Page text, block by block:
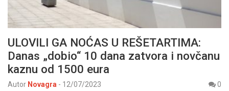
ULOVILI GA NOĆAS U REŠETARTIMA:
Danas „dobio“ 10 dana zatvora i novčanu
kaznu od 1500 eura
Autor Novagra - 12/07/2023
0